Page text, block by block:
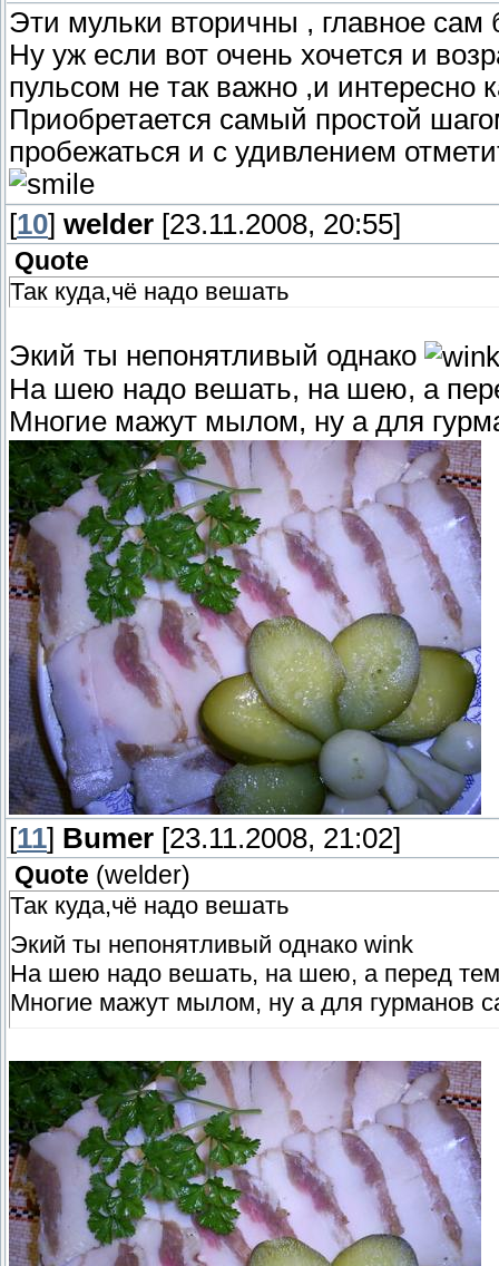
Эти мульки вторичны , главное сам
Ну уж если вот очень хочется и
пульсом не так важно ,и интересно
Приобретается самый простой
пробежаться и с удивлением
[10] welder [23.11.2008, 20:55]
Quote
Так куда,чё надо вешать
Экий ты непонятливый однако
На шею надо вешать, на шею, а
Многие мажут мылом, ну а для
[11] Bumer [23.11.2008, 21:02]
Quote (welder)
Так куда,чё надо вешать
Экий ты непонятливый однако wink
На шею надо вешать, на шею, а перед
Многие мажут мылом, ну а для гурманов